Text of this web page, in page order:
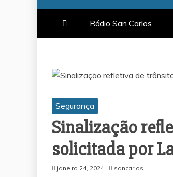
Rádio San Carlos
Segurança
Sinalização
solicitada por
janeiro 24, 2024 sancarlos